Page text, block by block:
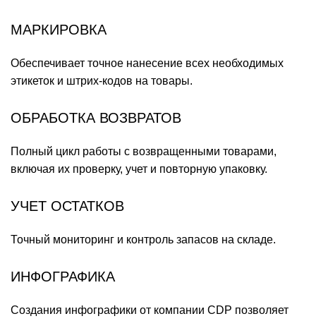
МАРКИРОВКА
Обеспечивает точное нанесение всех необходимых
этикеток и штрих-кодов на товары.
ОБРАБОТКА ВОЗВРАТОВ
Полный цикл работы с возвращенными товарами,
включая их проверку, учет и повторную упаковку.
УЧЕТ ОСТАТКОВ
Точный мониторинг и контроль запасов на складе.
ИНФОГРАФИКА
Создания инфографики от компании CDP позволяет